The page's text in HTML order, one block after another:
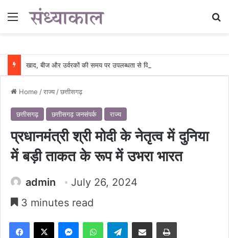
Menu
Home /राज्य /छत्तीसगढ़
छत्तीसगढ़ छत्तीसगढ़ जनसंपर्क राज्य
प्रधानमंत्री श्री मोदी के नेतृत्व में दुनिया
में बड़ी ताकत के रूप में उभरा भारत
admin
July 26, 2024
3 minutes read
Facebook
X MessengerWhatsAppTelegramShare via Email Print